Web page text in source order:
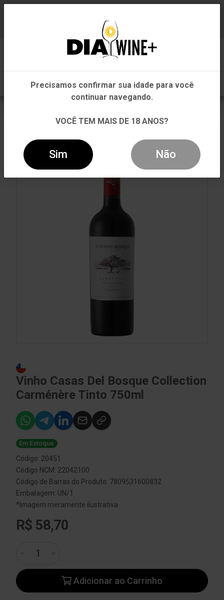
VINHO CASAS DEL BOSQUE COLLECTION CARMÉNÈRE
Vinho Casas Del Bosque Collection
Carménère Tinto 750ml
Em Estoque
Código: 20451
Código NCM: 22042100
Código de Barras do Produto: 7809531600832
Embalagem: UN/1
*Imagem meramente ilustrativa
R$ 58,70
Adicionar ao Carrinho
Em que Estado você está?
Pernambuco
Outros Estados
Precisamos confirmar sua idade para você
continuar navegando.
VOCÊ TEM MAIS DE 18 ANOS?
Sim Não